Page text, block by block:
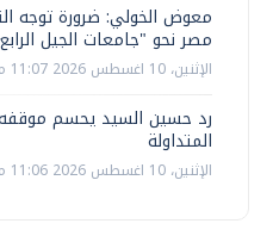
معوض الخولي: ضرورة توجه
مصر نحو "جامعات الجيل
الإثنين، 10 اغسطس 2026 11:07 م
رد حسين السيد يحسم
المتداولة
الإثنين، 10 اغسطس 2026 11:06 م